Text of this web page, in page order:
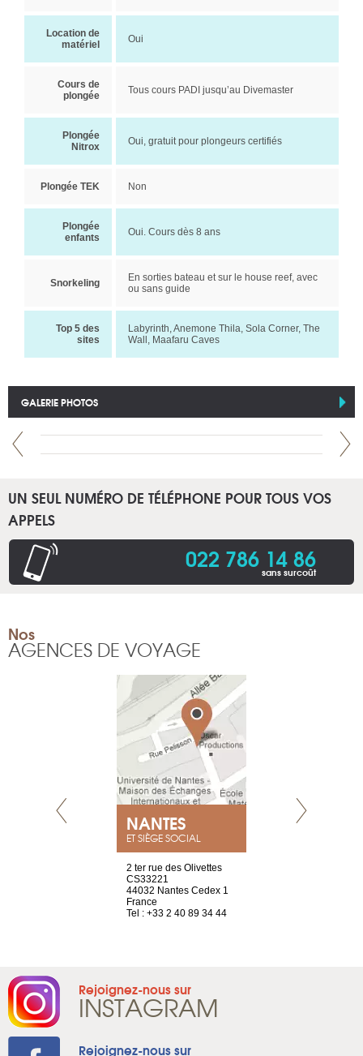
Location de
matériel
Oui
Cours de
plongée
Tous cours PADI jusqu’au Divemaster
Plongée
Nitrox
Oui, gratuit pour plongeurs certifiés
Plongée TEK Non
Plongée
enfants
Oui. Cours dès 8 ans
Snorkeling
En sorties bateau et sur le house reef, avec
ou sans guide
Top 5 des
sites
Labyrinth, Anemone Thila, Sola Corner, The
Wall, Maafaru Caves
GALERIE PHOTOS
UN SEUL NUMÉRO DE TÉLÉPHONE POUR TOUS VOS
APPELS
022 786 14 86
sans surcoût
Nos
AGENCES DE VOYAGE
NANTES
ET SIÈGE SOCIAL
2 ter rue des Olivettes
CS33221
44032 Nantes Cedex 1
France
Tel : +33 2 40 89 34 44
Rejoignez-nous sur
INSTAGRAM
Rejoignez-nous sur